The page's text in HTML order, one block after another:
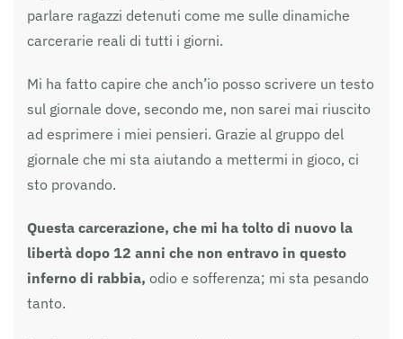
parlare ragazzi detenuti come me sulle dinamiche
carcerarie reali di tutti i giorni.
Mi ha fatto capire che anch’io posso scrivere un testo
sul giornale dove, secondo me, non sarei mai riuscito
ad esprimere i miei pensieri. Grazie al gruppo del
giornale che mi sta aiutando a mettermi in gioco, ci
sto provando.
Questa carcerazione, che mi ha tolto di nuovo la
libertà dopo 12 anni che non entravo in questo
inferno di rabbia, odio e sofferenza; mi sta pesando
tanto.